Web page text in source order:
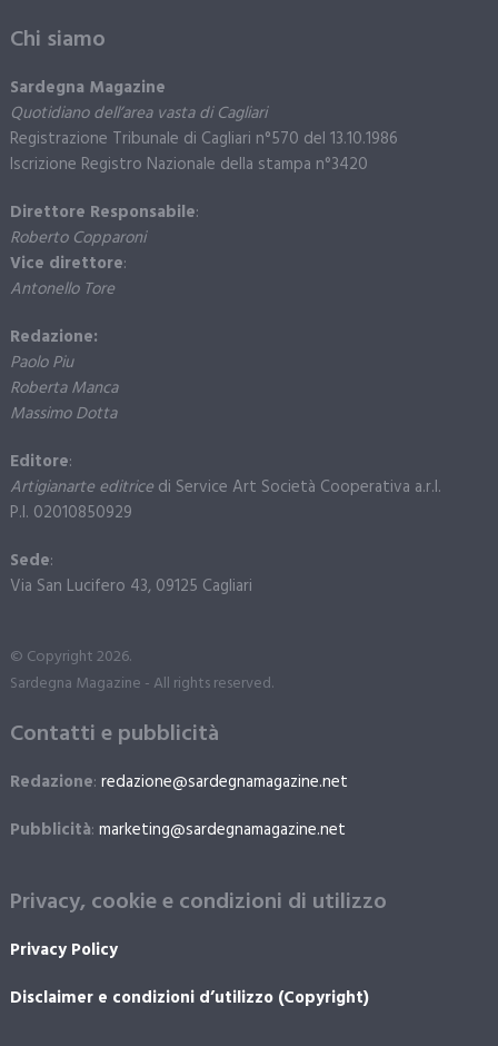
Chi siamo
Sardegna Magazine
Quotidiano dell’area vasta di Cagliari
Registrazione Tribunale di Cagliari n°570 del 13.10.1986
Iscrizione Registro Nazionale della stampa n°3420
Direttore Responsabile:
Roberto Copparoni
Vice direttore:
Antonello Tore
Redazione:
Paolo Piu
Roberta Manca
Massimo Dotta
Editore:
Artigianarte editricedi Service Art Società Cooperativa a.r.l.
P.I. 02010850929
Sede:
Via San Lucifero 43, 09125 Cagliari
© Copyright 2026.
Sardegna Magazine - All rights reserved.
Contatti e pubblicità
Redazione: redazione@sardegnamagazine.net
Pubblicità: marketing@sardegnamagazine.net
Privacy, cookie e condizioni di utilizzo
Privacy Policy
Disclaimer e condizioni d’utilizzo (Copyright)